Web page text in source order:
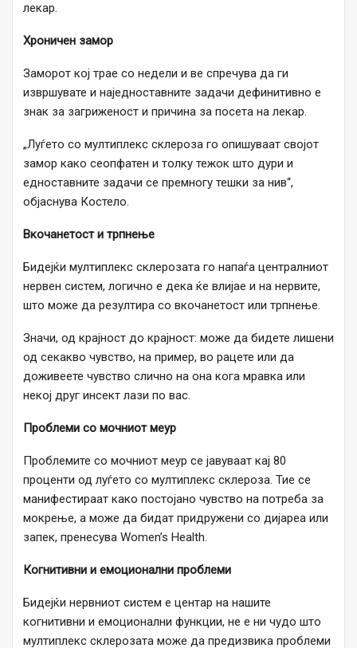
лекар.
Хроничен замор
Заморот кој трае со недели и ве спречува да ги
извршувате и наједноставните задачи дефинитивно е
знак за загриженост и причина за посета на лекар.
„Луѓето со мултиплекс склероза го опишуваат својот
замор како сеопфатен и толку тежок што дури и
едноставните задачи се премногу тешки за нив“,
објаснува Костело.
Вкочанетост и трпнење
Бидејќи мултиплекс склерозата го напаѓа централниот
нервен систем, логично е дека ќе влијае и на нервите,
што може да резултира со вкочанетост или трпнење.
Значи, од крајност до крајност: може да бидете лишени
од секакво чувство, на пример, во рацете или да
доживеете чувство слично на она кога мравка или
некој друг инсект лази по вас.
Проблеми со мочниот меур
Проблемите со мочниот меур се јавуваат кај 80
проценти од луѓето со мултиплекс склероза. Тие се
манифестираат како постојано чувство на потреба за
мокрење, а може да бидат придружени со дијареа или
запек, пренесува Women’s Health.
Когнитивни и емоционални проблеми
Бидејќи нервниот систем е центар на нашите
когнитивни и емоционални функции, не е ни чудо што
мултиплекс склерозата може да предизвика проблеми